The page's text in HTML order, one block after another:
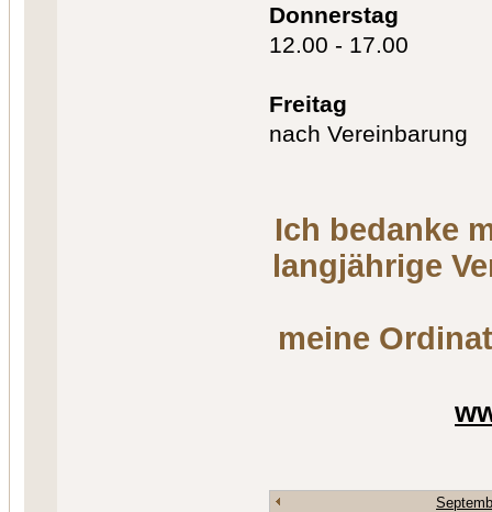
Donnerstag
12.00 - 17.00
Freitag
nach Vereinbarung
Ich bedanke
langjährige
meine